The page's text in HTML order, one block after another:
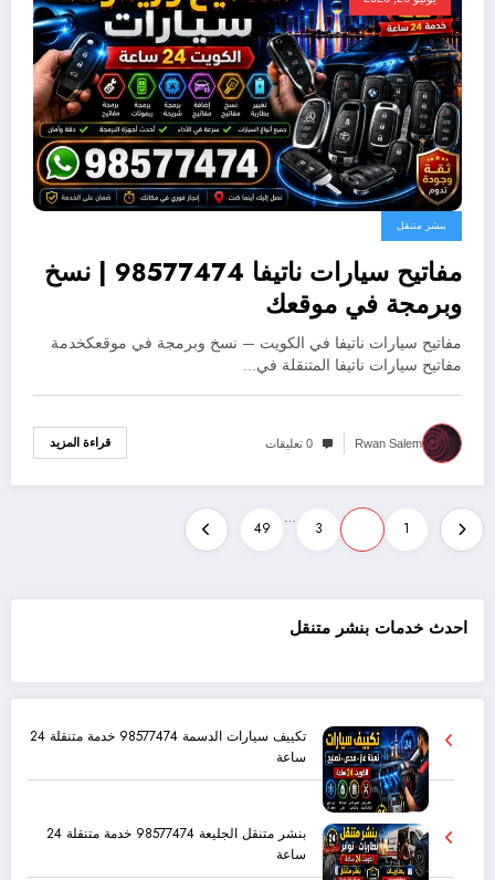
بنشر متنقل
مفاتيح سيارات ناتيفا 98577474 | نسخ
وبرمجة في موقعك
مفاتيح سيارات ناتيفا في الكويت — نسخ وبرمجة في موقعكخدمة
مفاتيح سيارات ناتيفا المتنقلة في…
Rwan Salem 0 تعليقات قراءة المزيد
1
3
…
49
احدث خدمات بنشر متنقل
تكييف سيارات الدسمة 98577474 خدمة متنقلة 24
ساعة
بنشر متنقل الجليعة 98577474 خدمة متنقلة 24
ساعة